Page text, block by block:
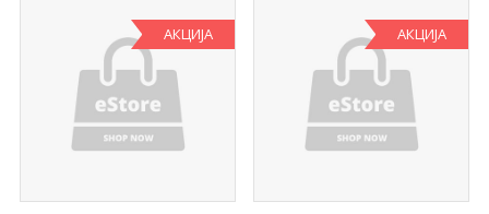
АКЦИЈА АКЦИЈА